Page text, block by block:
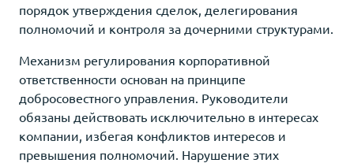
порядок утверждения сделок, делегирования
полномочий и контроля за дочерними структурами.
Механизм регулирования корпоративной
ответственности основан на принципе
добросовестного управления. Руководители
обязаны действовать исключительно в интересах
компании, избегая конфликтов интересов и
превышения полномочий. Нарушение этих